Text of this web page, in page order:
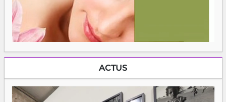
ACTUS